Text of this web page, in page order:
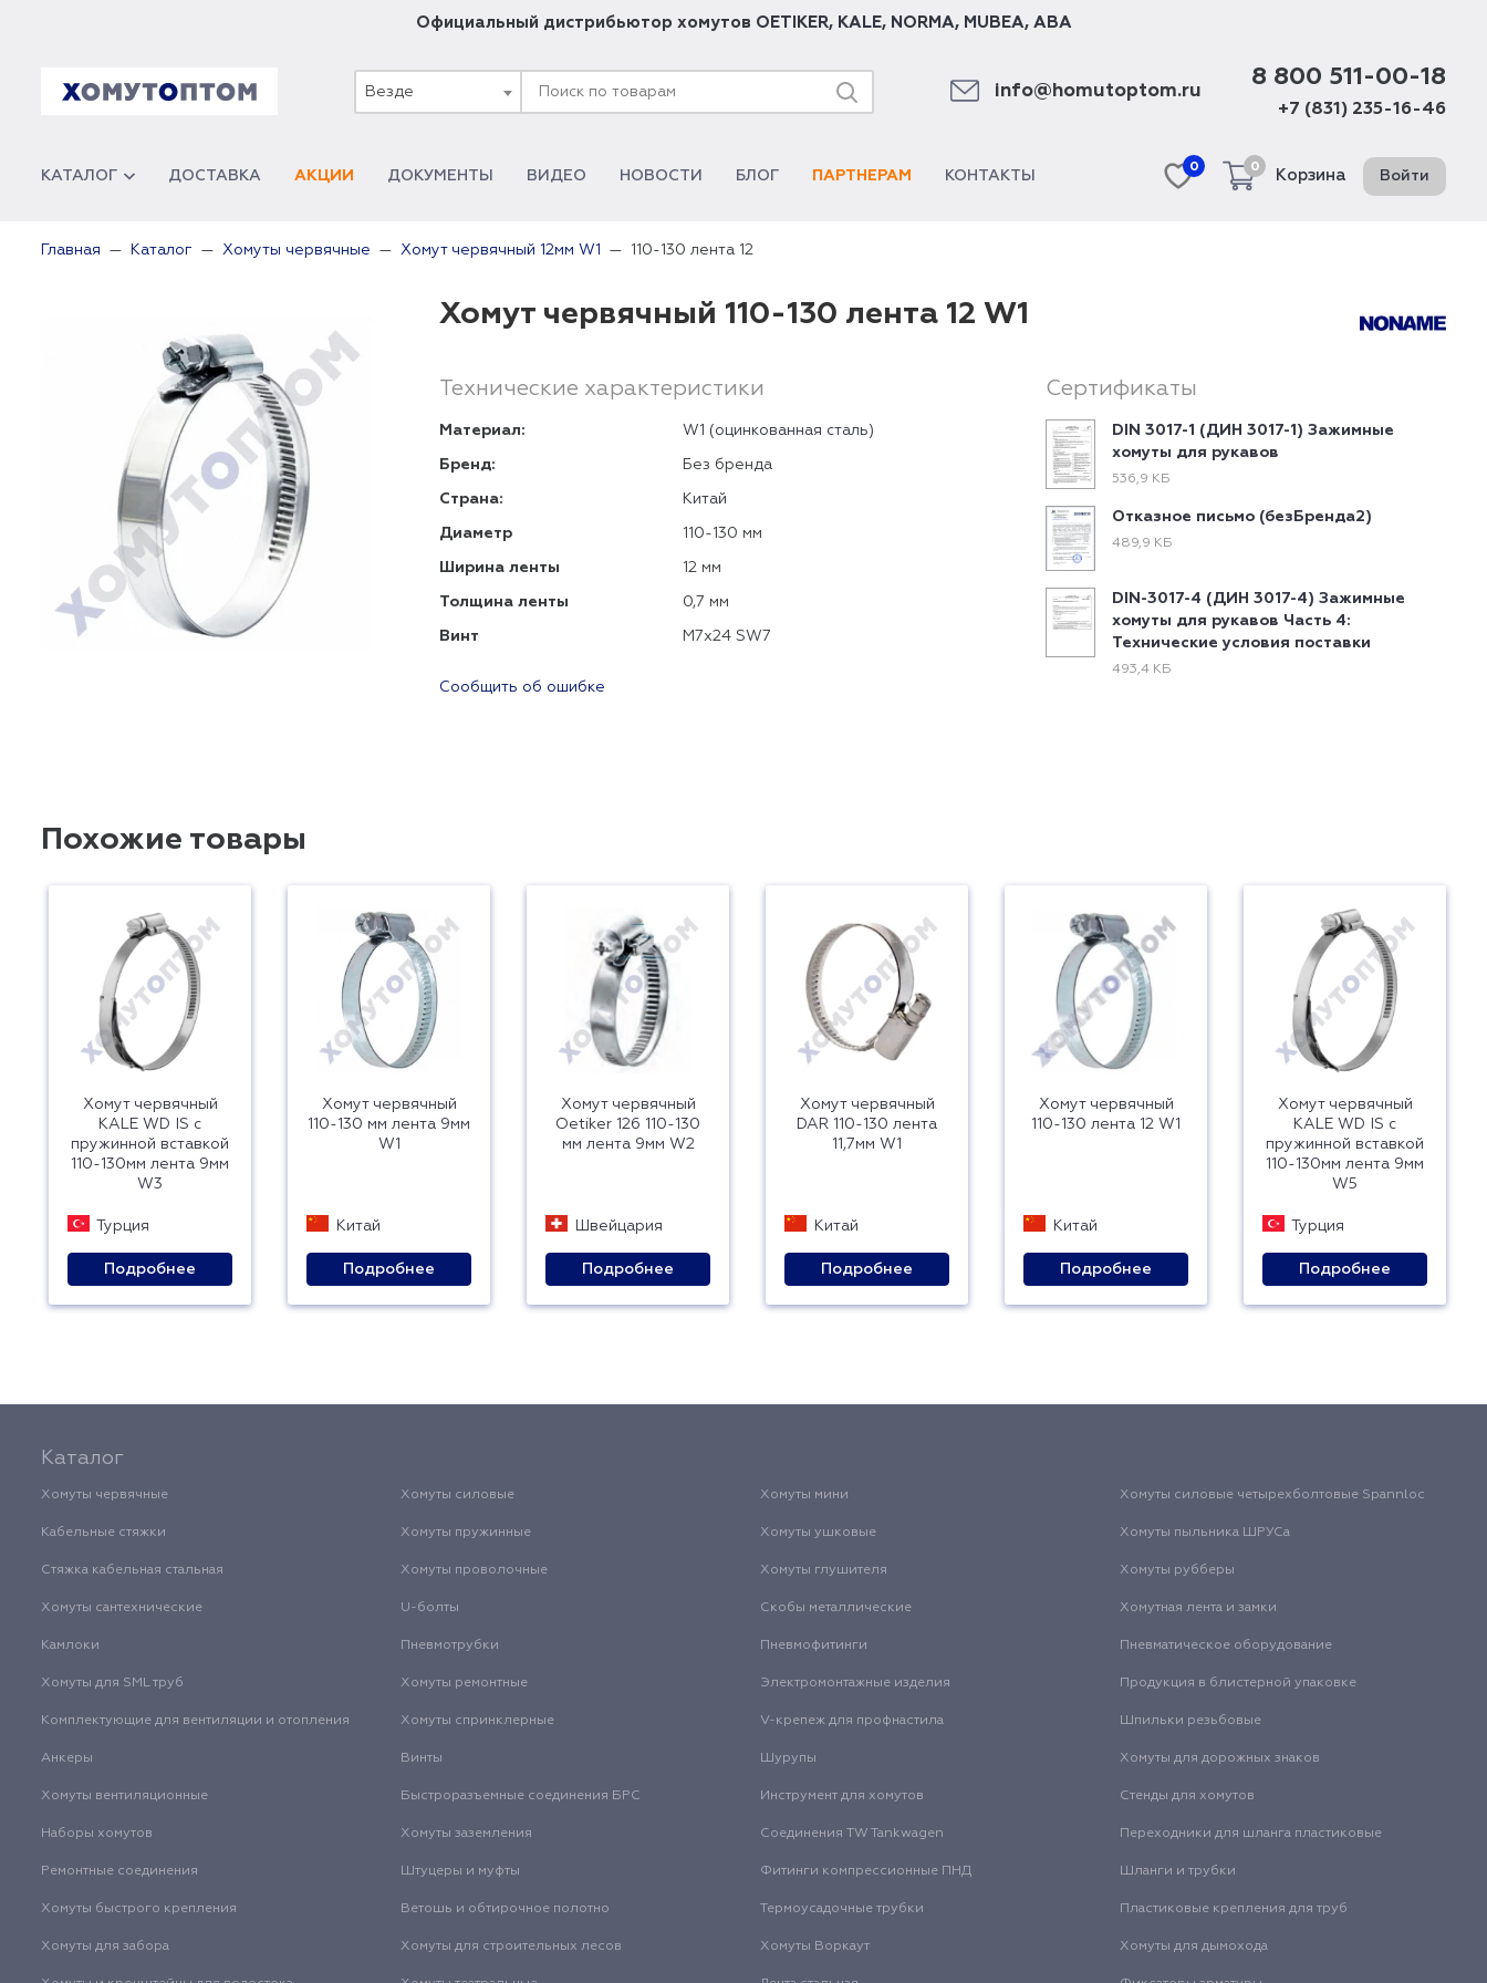
Официальный дистрибьютор хомутов OETIKER, KALE, NORMA, MUBEA, ABA
Везде info@homutoptom.ru
8 800 511-00-18
+7 (831) 235-16-46
КАТАЛОГ ДОСТАВКА АКЦИИ ДОКУМЕНТЫ ВИДЕО НОВОСТИ БЛОГ ПАРТНЕРАМ КОНТАКТЫ
0 0
Корзина Войти
Главная Каталог Хомуты червячные Хомут червячный 12мм W1 110-130 лента 12
Хомут червячный 110-130 лента 12 W1
Технические характеристики
Материал: W1 (оцинкованная сталь)
Бренд: Без бренда
Страна: Китай
Диаметр 110-130 мм
Ширина ленты 12 мм
Толщина ленты 0,7 мм
Винт М7х24 SW7
Сообщить об ошибке
Сертификаты
DIN 3017-1 (ДИН 3017-1) Зажимные
хомуты для рукавов
536,9 КБ
Отказное письмо (безБренда2)
489,9 КБ
DIN-3017-4 (ДИН 3017-4) Зажимные
хомуты для рукавов Часть 4:
Технические условия поставки
493,4 КБ
Похожие товары
Хомут червячный
KALE WD IS с
пружинной вставкой
110-130мм лента 9мм
W3
Турция
Подробнее
Хомут червячный
110-130 мм лента 9мм
W1
Китай
Подробнее
Хомут червячный
Oetiker 126 110-130
мм лента 9мм W2
Швейцария
Подробнее
Хомут червячный
DAR 110-130 лента
11,7мм W1
Китай
Подробнее
Хомут червячный
110-130 лента 12 W1
Китай
Подробнее
Хомут червячный
KALE WD IS с
пружинной вставкой
110-130мм лента 9мм
W5
Турция
Подробнее
Каталог
Хомуты червячные Хомуты силовые Хомуты мини Хомуты силовые четырехболтовые Spannloc
Кабельные стяжки Хомуты пружинные Хомуты ушковые Хомуты пыльника ШРУСа
Стяжка кабельная стальная Хомуты проволочные Хомуты глушителя Хомуты рубберы
Хомуты сантехнические U-болты Скобы металлические Хомутная лента и замки
Камлоки Пневмотрубки Пневмофитинги Пневматическое оборудование
Хомуты для SML труб Хомуты ремонтные Электромонтажные изделия Продукция в блистерной упаковке
Комплектующие для вентиляции и отопления Хомуты спринклерные V-крепеж для профнастила Шпильки резьбовые
Анкеры Винты Шурупы Хомуты для дорожных знаков
Хомуты вентиляционные Быстроразъемные соединения БРС Инструмент для хомутов Стенды для хомутов
Наборы хомутов Хомуты заземления Соединения TW Tankwagen Переходники для шланга пластиковые
Ремонтные соединения Штуцеры и муфты Фитинги компрессионные ПНД Шланги и трубки
Хомуты быстрого крепления Ветошь и обтирочное полотно Термоусадочные трубки Пластиковые крепления для труб
Хомуты для забора Хомуты для строительных лесов Хомуты Воркаут Хомуты для дымохода